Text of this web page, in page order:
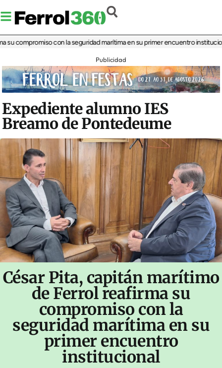
con la seguridad marítima en su primer encuentro institucional
Publicidad
Expediente alumno IES
Breamo de Pontedeume
César Pita, capitán marítimo
de Ferrol reafirma su
compromiso con la
seguridad marítima en su
primer encuentro
institucional